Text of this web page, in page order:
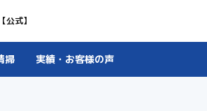
式】
掃 実績・お客様の声